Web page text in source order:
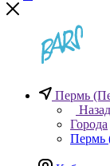
Пермь
Назад
Города
Пермь